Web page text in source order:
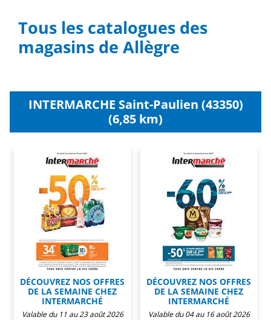
Tous les catalogues des
magasins de Allègre
INTERMARCHE Saint-Paulien (43350)
(6,85 km)
DÉCOUVREZ NOS OFFRES
DE LA SEMAINE CHEZ
INTERMARCHÉ
Valable du 11 au 23 août 2026
DÉCOUVREZ NOS OFFRES
DE LA SEMAINE CHEZ
INTERMARCHÉ
Valable du 04 au 16 août 2026